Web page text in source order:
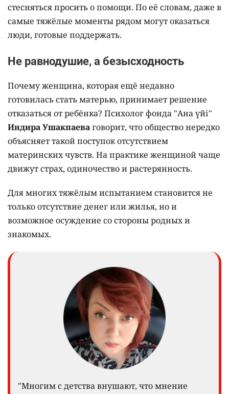
стесняться просить о помощи. По её словам, даже в
самые тяжёлые моменты рядом могут оказаться
люди, готовые поддержать.
Не равнодушие, а безысходность
Почему женщина, которая ещё недавно
готовилась стать матерью, принимает решение
отказаться от ребёнка? Психолог фонда "Ана үйі"
Индира Ушакпаеваговорит, что общество нередко
объясняет такой поступок отсутствием
материнских чувств. На практике женщиной чаще
движут страх, одиночество и растерянность.
Для многих тяжёлым испытанием становится не
только отсутствие денег или жилья, но и
возможное осуждение со стороны родных и
знакомых.
"Многим с детства внушают, что мнение